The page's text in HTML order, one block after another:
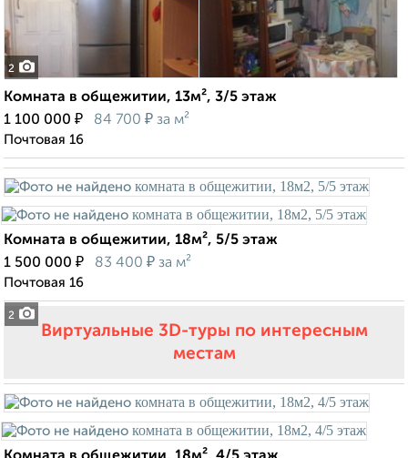
2
Комната в общежитии, 13м², 3/5 этаж
1 100 000 ₽ 84 700 ₽ за м²
Почтовая 16
2
Комната в общежитии, 18м², 5/5 этаж
1 500 000 ₽ 83 400 ₽ за м²
Почтовая 16
Виртуальные 3D-туры по интересным
местам